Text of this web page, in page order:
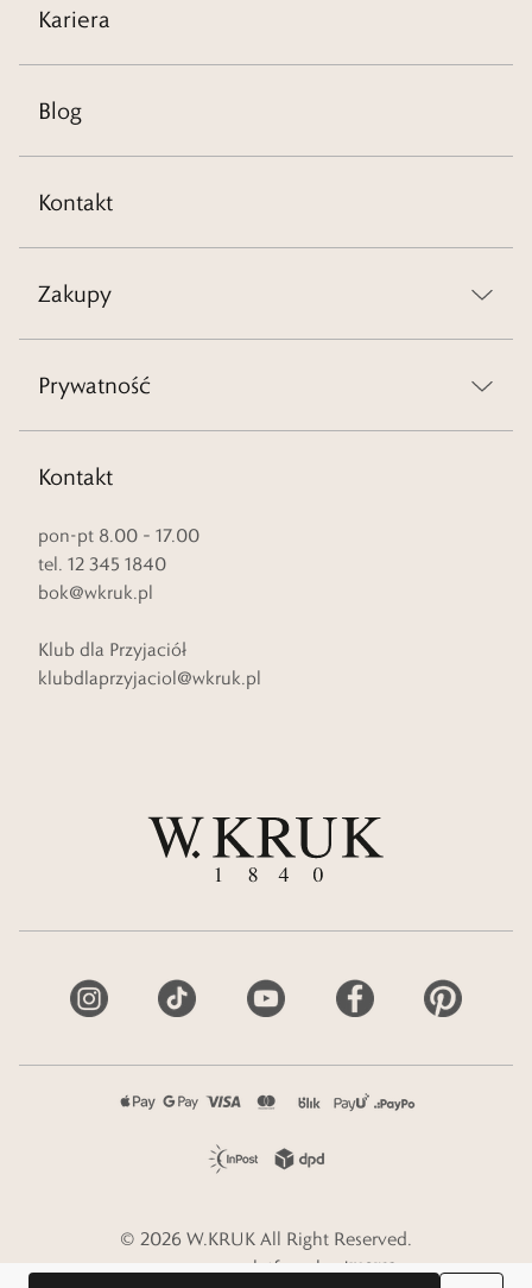
Kariera
Blog
Kontakt
Zakupy
Prywatność
Kontakt
pon-pt 8.00 – 17.00
tel. 12 345 1840
bok@wkruk.pl
Klub dla Przyjaciół
klubdlaprzyjaciol@wkruk.pl
© 2026 W.KRUK All Right Reserved.
e-commerce platform by